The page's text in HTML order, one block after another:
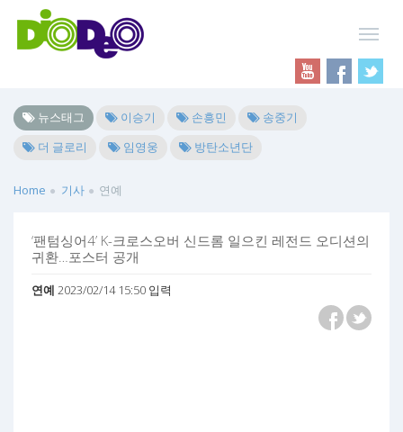
뉴스태그 이승기 손흥민
송중기
더 글로리
임영웅 방탄소년단
Home 기사 연예
‘팬텀싱어4’ K-크로스오버 신드롬 일으킨 레전드 오디션의
귀환…포스터 공개
연예 2023/02/14 15:50 입력